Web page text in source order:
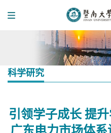
科学研究
引领学子成长 提